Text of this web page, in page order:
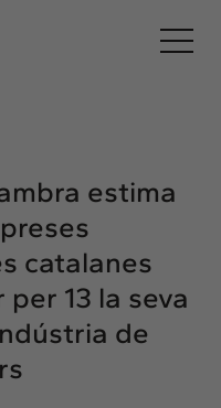
estima
catalanes
13 la seva
de